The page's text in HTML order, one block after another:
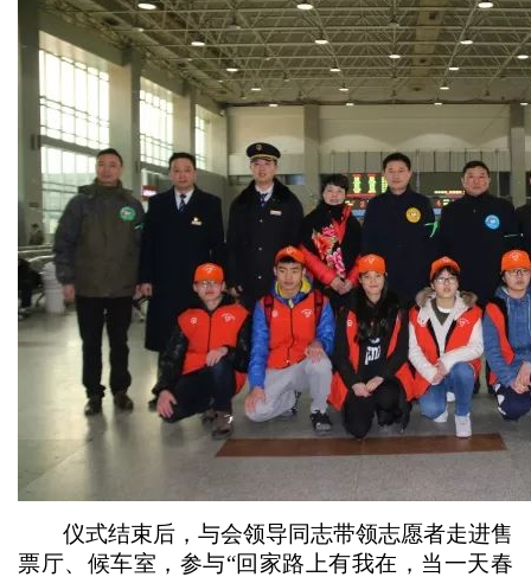
仪式结束后，与会领导同志带领志愿者走进售
票厅、候车室，参与“回家路上有我在，当一天春